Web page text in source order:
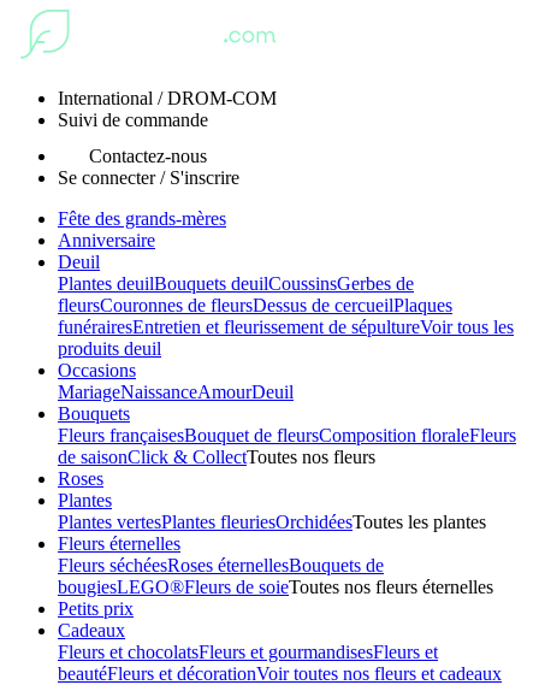
International / DROM-COM
Suivi de commande
Contactez-nous
Se connecter / S'inscrire
Fête des grands-mères
Anniversaire
Deuil
Plantes deuilBouquets deuilCoussinsGerbes de
fleursCouronnes de fleursDessus de cercueilPlaques
funérairesEntretien et fleurissement de sépultureVoir tous les
produits deuil
Occasions
MariageNaissanceAmourDeuil
Bouquets
Fleurs françaisesBouquet de fleursComposition floraleFleurs
de saisonClick & CollectToutes nos fleurs
Roses
Plantes
Plantes vertesPlantes fleuriesOrchidéesToutes les plantes
Fleurs éternelles
Fleurs séchéesRoses éternellesBouquets de
bougiesLEGO®Fleurs de soieToutes nos fleurs éternelles
Petits prix
Cadeaux
Fleurs et chocolatsFleurs et gourmandisesFleurs et
beautéFleurs et décorationVoir toutes nos fleurs et cadeaux